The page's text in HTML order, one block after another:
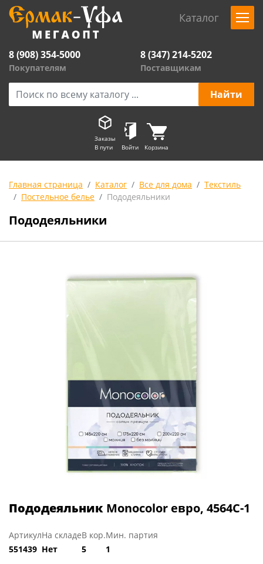
Каталог
8 (908) 354-5000
Покупателям
8 (347) 214-5202
Поставщикам
Заказы
В пути
Войти Корзина
Главная страница Каталог Все для дома
Текстиль
Постельное белье
Пододеяльники
Пододеяльники
Пододеяльник Monocolor евро, 4564C-1
Артикул
551439
На складе
Нет
В кор.
5
Мин. партия
1